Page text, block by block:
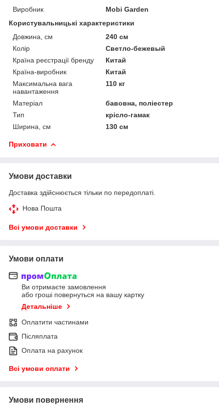
Виробник
Mobi Garden
Користувальницькі характеристики
Довжина, см
240 см
Колір
Светло-бежевый
Країна реєстрації бренду
Китай
Країна-виробник
Китай
Максимальна вага
навантаження
110 кг
Матеріал
бавовна, поліестер
Тип
крісло-гамак
Ширина, см
130 см
Приховати
Умови доставки
Доставка здійснюється тільки по передоплаті.
Нова Пошта
Всі умови доставки
Умови оплати
Ви отримаєте замовлення
або гроші повернуться на вашу картку
Детальніше
Оплатити частинами
Післяплата
Оплата на рахунок
Всі умови оплати
Умови повернення